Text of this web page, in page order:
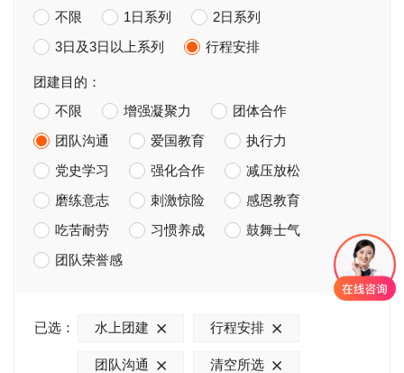
不限
1日系列
2日系列
3日及3日以上系列
行程安排
团建目的：
不限
增强凝聚力
团体合作
团队沟通
爱国教育
执行力
党史学习
强化合作
减压放松
磨练意志
刺激惊险
感恩教育
吃苦耐劳
习惯养成
鼓舞士气
团队荣誉感
已选： 水上团建 行程安排
团队沟通 清空所选